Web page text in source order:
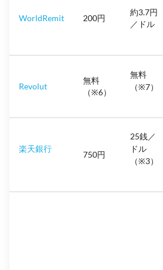
WorldRemit 200円
約3.7円
／ドル
Revolut
無料
（※6）
無料
（※7）
楽天銀行
750円
25銭／
ドル
（※3）